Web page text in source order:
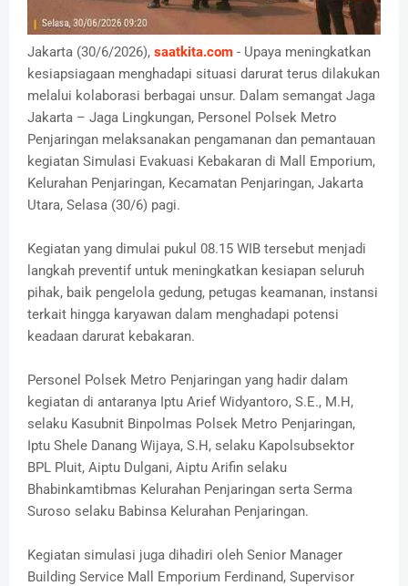
Jakarta (30/6/2026), saatkita.com - Upaya meningkatkan
kesiapsiagaan menghadapi situasi darurat terus dilakukan
melalui kolaborasi berbagai unsur. Dalam semangat Jaga
Jakarta – Jaga Lingkungan, Personel Polsek Metro
Penjaringan melaksanakan pengamanan dan pemantauan
kegiatan Simulasi Evakuasi Kebakaran di Mall Emporium,
Kelurahan Penjaringan, Kecamatan Penjaringan, Jakarta
Utara, Selasa (30/6) pagi.
Kegiatan yang dimulai pukul 08.15 WIB tersebut menjadi
langkah preventif untuk meningkatkan kesiapan seluruh
pihak, baik pengelola gedung, petugas keamanan, instansi
terkait hingga karyawan dalam menghadapi potensi
keadaan darurat kebakaran.
Personel Polsek Metro Penjaringan yang hadir dalam
kegiatan di antaranya Iptu Arief Widyantoro, S.E., M.H,
selaku Kasubnit Binpolmas Polsek Metro Penjaringan,
Iptu Shele Danang Wijaya, S.H, selaku Kapolsubsektor
BPL Pluit, Aiptu Dulgani, Aiptu Arifin selaku
Bhabinkamtibmas Kelurahan Penjaringan serta Serma
Suroso selaku Babinsa Kelurahan Penjaringan.
Kegiatan simulasi juga dihadiri oleh Senior Manager
Building Service Mall Emporium Ferdinand, Supervisor